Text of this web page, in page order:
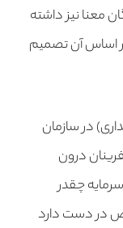
معنا نیز داشته
بر اساس آن تصمیم
در سازمان
درون
چقدر
در دست دارد